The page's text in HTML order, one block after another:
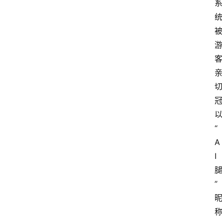
系
统
被
游
客
亲
切
冠
以
“
A
I
腿
”
昵
称